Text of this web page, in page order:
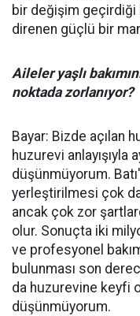
bir değişim geçirdiği
direnen güçlü bir
Aileler yaşlı
noktada zorlanıyor?
Bayar: Bizde açılan
huzurevi anlayışıyla
düşünmüyorum.
yerleştirilmesi çok
ancak çok zor
olur. Sonuçta iki
ve profesyonel
bulunması son
da huzurevine keyfi
düşünmüyorum.